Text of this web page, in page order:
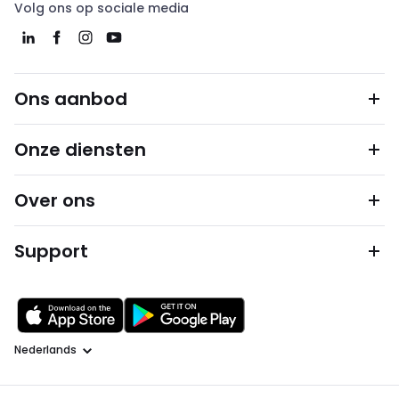
Volg ons op sociale media
Ons aanbod
Onze diensten
Over ons
Support
Taal